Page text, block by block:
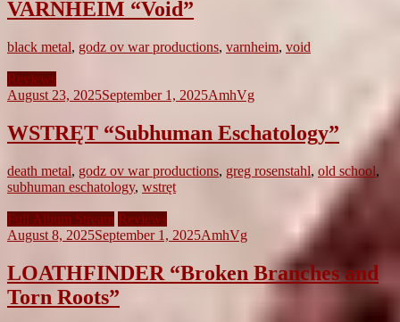
VARNHEIM “Void”
black metal, godz ov war productions, varnheim, void
Reviews
August 23, 2025September 1, 2025AmhVg
WSTRĘT “Subhuman Eschatology”
death metal, godz ov war productions, greg rosenstahl, old school,
subhuman eschatology, wstręt
Full Album Stream Reviews
August 8, 2025September 1, 2025AmhVg
LOATHFINDER “Broken Branches and
Torn Roots”